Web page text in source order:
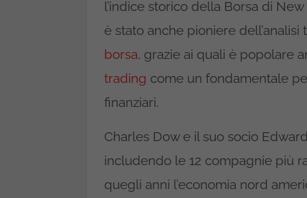
l’indice storico della Borsa di
è stato anche pioniere
borsa, grazie ai quali è popolare
trading come un fondamentale
finanziari.
Charles Dow e il suo socio
includendo le 12 compagnie più
quegli anni l’economia nord